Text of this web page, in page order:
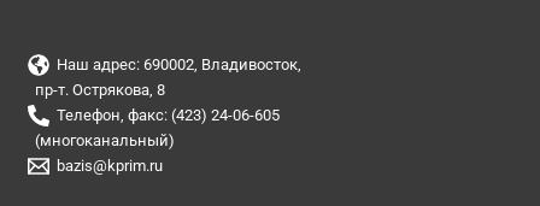
Наш адрес: 690002, Владивосток,
пр-т. Острякова, 8
Телефон, факс: (423) 24-06-605
(многоканальный)
bazis@kprim.ru